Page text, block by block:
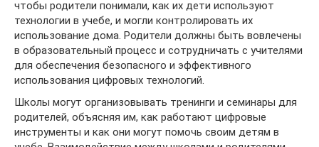
чтобы родители понимали, как их дети используют
технологии в учебе, и могли контролировать их
использование дома. Родители должны быть вовлечены
в образовательный процесс и сотрудничать с учителями
для обеспечения безопасного и эффективного
использования цифровых технологий.
Школы могут организовывать тренинги и семинары для
родителей, объясняя им, как работают цифровые
инструменты и как они могут помочь своим детям в